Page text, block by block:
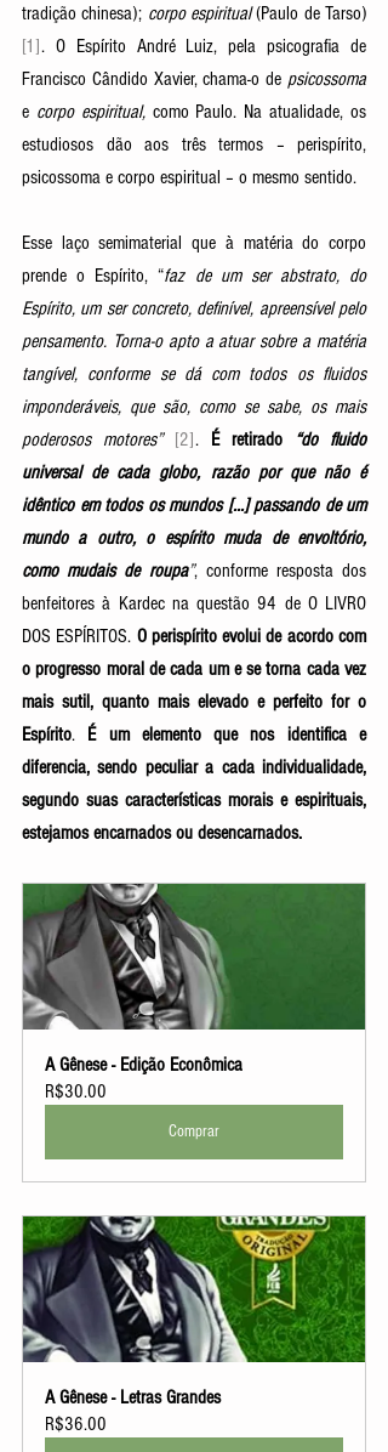
tradição chinesa); corpo espiritual
[1]. O Espírito André Luiz, pela psicografia de
Francisco Cândido Xavier, chama-o de
psicossoma
e corpo espiritual, como Paulo. Na atualidade, os
estudiosos dão aos três termos – perispírito,
psicossoma e corpo espiritual – o mesmo sentido.
Esse laço semimaterial que à matéria do corpo
prende o Espírito, “faz de um ser abstrato, do
Espírito, um ser concreto, definível, apreensível pelo
pensamento. Torna-o apto a atuar sobre a matéria
tangível, conforme se dá com todos os fluidos
imponderáveis, que são, como se sabe, os mais
poderosos motores” [2]. É retirado
“do fluido
universal de cada globo, razão por que não é
idêntico em todos os mundos [...] passando de um
mundo a outro, o espírito muda de envoltório,
como mudais de roupa”, conforme resposta dos
benfeitores à Kardec na questão 94 de O LIVRO
DOS ESPÍRITOS. O perispírito evolui de acordo com
o progresso moral de cada um e se torna cada vez
mais sutil, quanto mais elevado e perfeito for o
Espírito. É um elemento que nos identifica e
diferencia, sendo peculiar a cada individualidade,
segundo suas características morais e espirituais,
estejamos encarnados ou desencarnados.
A Gênese - Edição Econômica
R$30.00
Comprar
A Gênese - Letras Grandes
R$36.00